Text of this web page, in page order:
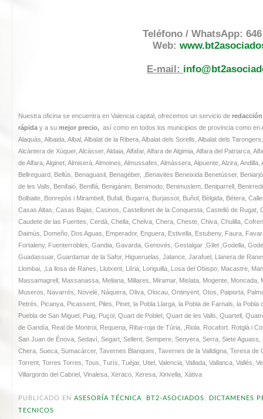
Teléfono / WhatsApp: 646
Web:
E-mail:
Nuestra oficina se encuentra en Valencia capital, ofrecemos un servicio de
rápida y a su mejor precio, así como en todos los municipios de provincia como en
Alaquàs, Albaida, Albal, Albalat de la Ribera, Albalat dels Sorells, Albalat dels
Alcàntera de Xúquer, Alcàsser, Aldaia, Alfafar, Alfara de Algimia, Alfara del Patriarca,
de Alfara, Alginet, Almiserà, Almoines, Almussafes, Almàssera, Alpuente, Alzira,
Bellreguard, Bellús, Benaguasil, Benagéber, ,Benavites Beneixida Benetússer,
de les Valls, Benifaió, Beniflá, Benigánim, Benimodo, Benimuslem, Beniparrell,
Bolbaite, Bonrepòs i Mirambell, Bufali, Bugarra, Burjassot, Buñol, Bèlgida, Bétera,
Casas Altas, Casas Bajas, Casinos, Castellonet de la Conquesta, Castelló de Rugat,
Caudete de las Fuentes, Cerdà, Chella, Chelva, Chera, Cheste, Chiva, Chulilla,
Daimús, Domeño, Dos Aguas, Emperador, Enguera, Estivella, Estubeny, Faura,
Fortaleny, Fuenterrobles, Gandia, Gavarda, Genovés, Gestalgar ,Gilet ,Godella,
Guadassuar, Guardamar de la Safor, Higueruelas, Jalance, Jarafuel, Llanera de
Llombai, ,La llosa de Ranes, Llutxent, Llíria, Loriguilla, Losa del Obispo, Macastre,
Massamagrell, Massanassa, Meliana, Millares, Miramar, Mislata, Mogente,
Museros, Navarrés, Novelé, Náquera, Oliva, Olocau, Ontinyent, Otos, Paiporta,
Petrés, Picanya, Picassent, Piles, Pinet, la Pobla Llarga, la Pobla de Farnals, la
Puebla de San Miguel, Puig, Puçol, Quart de Poblet, Quart de les Valls, Quartell,
de Gandía, Real de Montroi, Requena, Riba-roja de Túria, ,Riola. Rocafort. Rotglà i
San Juan de Énova, Sedaví, Segart, Sellent, Sempere, Senyera, Serra, Siete Aguass,
Chera, Sueca, Sumacàrcer, Tavernes Blanques, Tavernes de la Valldigna, Teresa
Torrent, Torres Torres, Tous, Turís, Tuéjar, Utiel, Valencia, Vallada, Vallanca, Vallés,
Villargordo del Cabriel, Vinalesa, Xeraco, Xeresa, Xirivella, Xàtiva
PUBLICADO EN ASESORÍA TÉCNICA BT2-ASOCIADOS
DICTAMENES
TECNICOS